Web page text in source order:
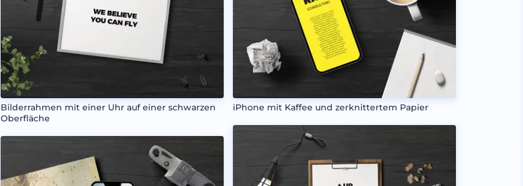
Bilderrahmen mit einer Uhr auf einer schwarzen
Oberfläche
iPhone mit Kaffee und zerknittertem Papier